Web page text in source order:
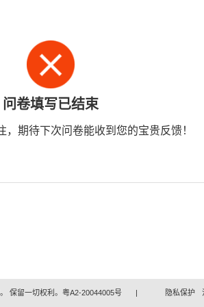
问卷填写已结束
，期待下次问卷能收到您的宝贵反馈！
保留一切权利。粤A2-20044005号 | 隐私保护